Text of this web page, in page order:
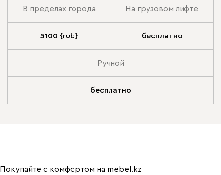
В пределах города На грузовом лифте
5100 {rub} бесплатно
Ручной
бесплатно
Покупайте с комфортом на mebel.kz